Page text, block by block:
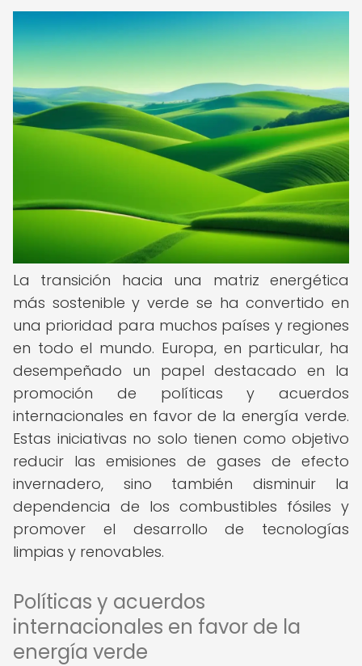
La transición hacia una matriz energética
más sostenible y verde se ha convertido en
una prioridad para muchos países y regiones
en todo el mundo. Europa, en particular, ha
desempeñado un papel destacado en la
promoción de políticas y acuerdos
internacionales en favor de la energía verde.
Estas iniciativas no solo tienen como objetivo
reducir las emisiones de gases de efecto
invernadero, sino también disminuir la
dependencia de los combustibles fósiles y
promover el desarrollo de tecnologías
limpias y renovables.
Políticas y acuerdos
internacionales en favor de la
energía verde